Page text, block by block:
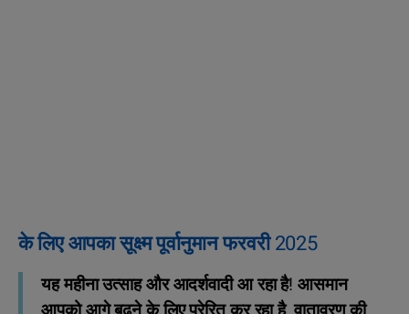
के लिए आपका सूक्ष्म पूर्वानुमान फरवरी 2025
यह महीना उत्साह और आदर्शवादी आ रहा है! आसमान